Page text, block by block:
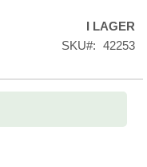
I LAGER
SKU
42253